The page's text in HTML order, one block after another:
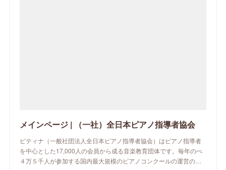
メインページ | （一社）全日本ピアノ指導者協会
ピティナ（一般社団法人全日本ピアノ指導者協会）はピアノ指導者
を中心とした17,000人の会員から成る音楽教育団体です。毎年のべ
４万５千人が参加する国内最大規模のピアノコンクールの運営の…